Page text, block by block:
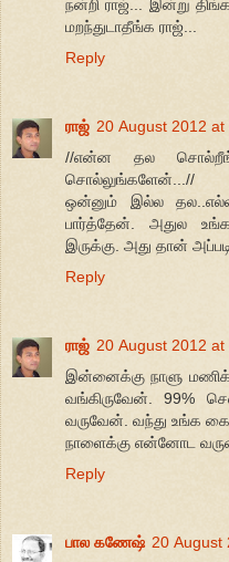
நன்றி ராஜ்... இன்று
மறந்துடாதீங்க ராஜ்...
Reply
ராஜ் 20 August 2012 at
//என்ன தல
சொல்லுங்களேன்...//
ஒன்னும் இல்ல
பார்த்தேன். அதுல
இருக்கு. அது தான்
Reply
ராஜ் 20 August 2012 at
இன்னைக்கு நாளு
வங்கிருவேன். 99%
வருவேன். வந்து உங்க
நாளைக்கு என்னோட
Reply
பால கணேஷ் 20 August